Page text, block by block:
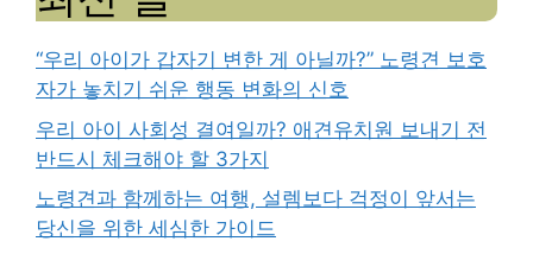
“우리 아이가 갑자기 변한 게 아닐까?” 노령견 보호
자가 놓치기 쉬운 행동 변화의 신호
우리 아이 사회성 결여일까? 애견유치원 보내기 전
반드시 체크해야 할 3가지
노령견과 함께하는 여행, 설렘보다 걱정이 앞서는
당신을 위한 세심한 가이드